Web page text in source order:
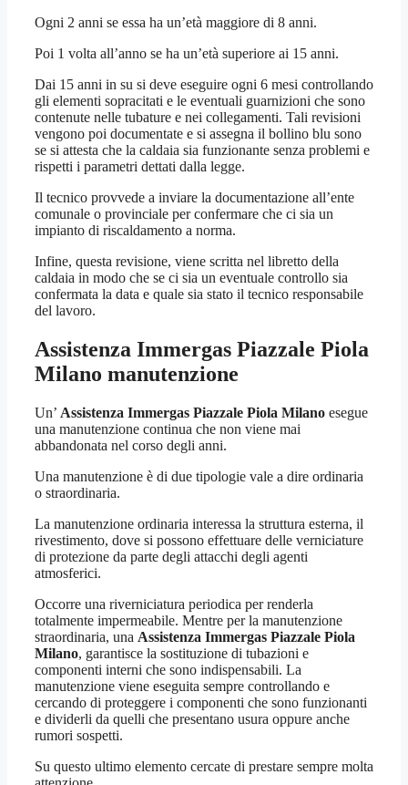
Ogni 2 anni se essa ha un’età maggiore di 8 anni.
Poi 1 volta all’anno se ha un’età superiore ai 15 anni.
Dai 15 anni in su si deve eseguire ogni 6 mesi controllando
gli elementi sopracitati e le eventuali guarnizioni che sono
contenute nelle tubature e nei collegamenti. Tali revisioni
vengono poi documentate e si assegna il bollino blu sono
se si attesta che la caldaia sia funzionante senza problemi e
rispetti i parametri dettati dalla legge.
Il tecnico provvede a inviare la documentazione all’ente
comunale o provinciale per confermare che ci sia un
impianto di riscaldamento a norma.
Infine, questa revisione, viene scritta nel libretto della
caldaia in modo che se ci sia un eventuale controllo sia
confermata la data e quale sia stato il tecnico responsabile
del lavoro.
Assistenza Immergas Piazzale Piola
Milano manutenzione
Un’ Assistenza Immergas Piazzale Piola Milano esegue
una manutenzione continua che non viene mai
abbandonata nel corso degli anni.
Una manutenzione è di due tipologie vale a dire ordinaria
o straordinaria.
La manutenzione ordinaria interessa la struttura esterna, il
rivestimento, dove si possono effettuare delle verniciature
di protezione da parte degli attacchi degli agenti
atmosferici.
Occorre una riverniciatura periodica per renderla
totalmente impermeabile. Mentre per la manutenzione
straordinaria, una Assistenza Immergas Piazzale Piola
Milano, garantisce la sostituzione di tubazioni e
componenti interni che sono indispensabili. La
manutenzione viene eseguita sempre controllando e
cercando di proteggere i componenti che sono funzionanti
e dividerli da quelli che presentano usura oppure anche
rumori sospetti.
Su questo ultimo elemento cercate di prestare sempre molta